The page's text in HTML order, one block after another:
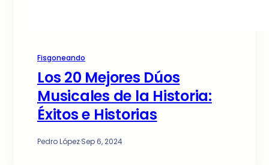
Fisgoneando
Los 20 Mejores Dúos
Musicales de la Historia:
Éxitos e Historias
Pedro López·Sep 6, 2024